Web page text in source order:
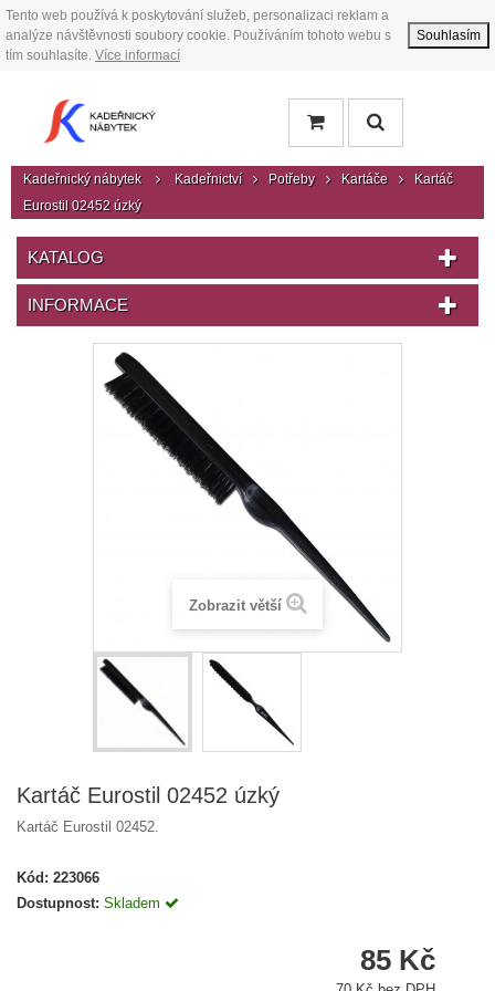
Tento web používá k poskytování služeb, personalizaci reklam a
analýze návštěvnosti soubory cookie. Používáním tohoto webu s
tím souhlasíte. Více informací
Souhlasím
Kadeřnický nábytek Kadeřnictví Potřeby Kartáče
Kartáč
Eurostil 02452 úzký
KATALOG
INFORMACE
Zobrazit větší
Kartáč Eurostil 02452 úzký
Kartáč Eurostil 02452.
Kód: 223066
Dostupnost: Skladem
85 Kč